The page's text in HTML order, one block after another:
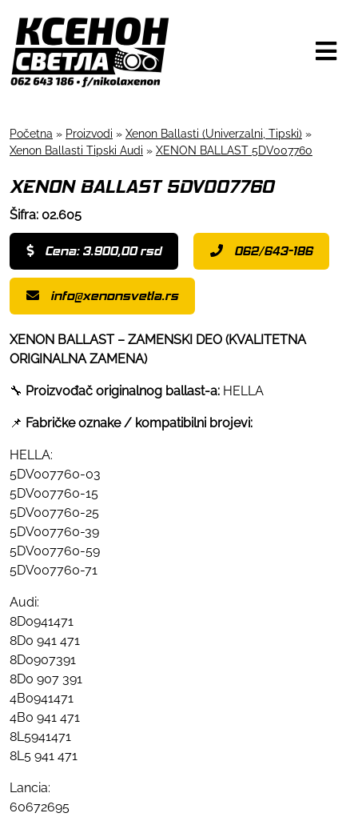
Početna » Proizvodi » Xenon Ballasti (Univerzalni, Tipski) »
Xenon Ballasti Tipski Audi » XENON BALLAST 5DV007760
XENON BALLAST 5DV007760
Šifra: 02.605
Cena: 3.900,00 rsd 062/643-186
info@xenonsvetla.rs
XENON BALLAST – ZAMENSKI DEO (KVALITETNA
ORIGINALNA ZAMENA)
🔧 Proizvođač originalnog ballast-a: HELLA
📌 Fabričke oznake / kompatibilni brojevi:
HELLA:
5DV007760-03
5DV007760-15
5DV007760-25
5DV007760-39
5DV007760-59
5DV007760-71
Audi:
8D0941471
8D0 941 471
8D0907391
8D0 907 391
4B0941471
4B0 941 471
8L5941471
8L5 941 471
Lancia:
60672695